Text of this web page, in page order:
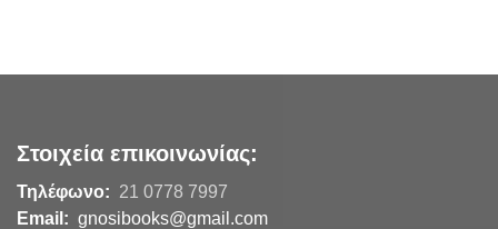
Στοιχεία επικοινωνίας:
Τηλέφωνο: 21 0778 7997
Email: gnosibooks@gmail.com